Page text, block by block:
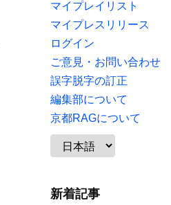
マイプレイリスト
マイプレスリリース
ログイン
ご意見・お問い合わせ
誤字脱字の訂正
編集部について
京都RAGについて
新着記事